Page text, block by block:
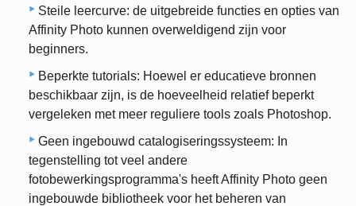
Steile leercurve: de uitgebreide functies en opties van
Affinity Photo kunnen overweldigend zijn voor
beginners.
Beperkte tutorials: Hoewel er educatieve bronnen
beschikbaar zijn, is de hoeveelheid relatief beperkt
vergeleken met meer reguliere tools zoals Photoshop.
Geen ingebouwd catalogiseringssysteem: In
tegenstelling tot veel andere
fotobewerkingsprogramma's heeft Affinity Photo geen
ingebouwde bibliotheek voor het beheren van